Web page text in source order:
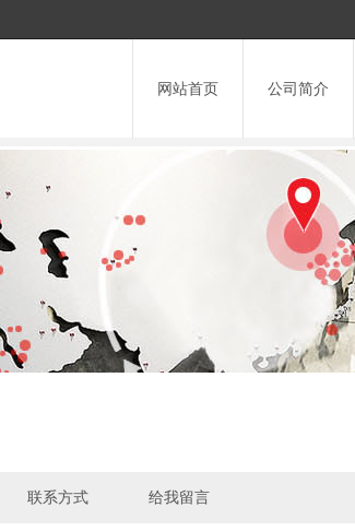
网站首页 公司简介
联系方式 给我留言